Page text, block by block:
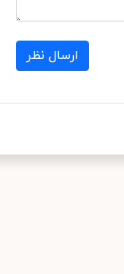
ارسال نظر